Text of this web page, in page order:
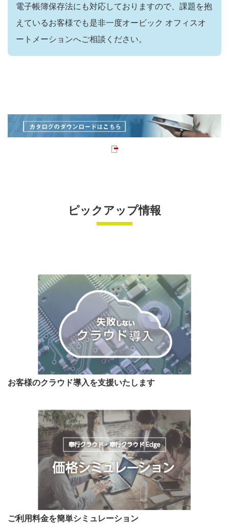
電子帳簿保存法にも対応しておりますので、課題を抱
えているお客様でも是非一度オービック オフィスオ
ートメーションへご相談ください。
ピックアップ情報
お客様のクラウド導入を支援いたします
ご利用料金を簡単シミュレーション